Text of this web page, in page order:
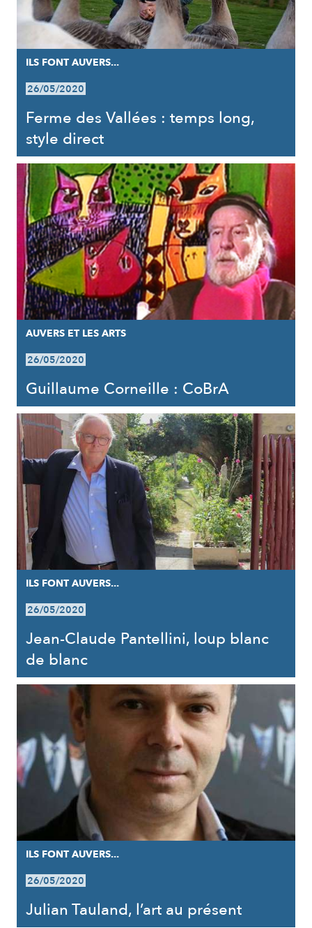
ILS FONT AUVERS...
26/05/2020
Ferme des Vallées : temps long,
style direct
AUVERS ET LES ARTS
26/05/2020
Guillaume Corneille : CoBrA
ILS FONT AUVERS...
26/05/2020
Jean-Claude Pantellini, loup blanc
de blanc
ILS FONT AUVERS...
26/05/2020
Julian Tauland, l’art au présent